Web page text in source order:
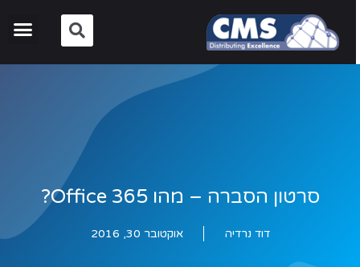
סרטון הסברה – מהו Office 365?
דוד נרדיה אוקטובר 30, 2016